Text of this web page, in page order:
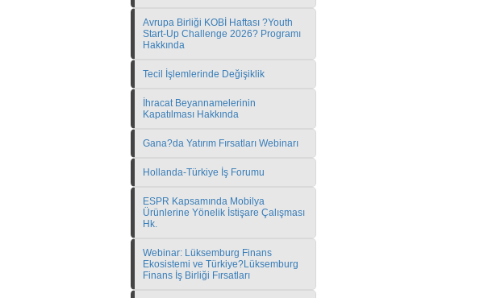
Avrupa Birliği KOBİ Haftası ?Youth
Start-Up Challenge 2026? Programı
Hakkında
Tecil İşlemlerinde Değişiklik
İhracat Beyannamelerinin
Kapatılması Hakkında
Gana?da Yatırım Fırsatları Webinarı
Hollanda-Türkiye İş Forumu
ESPR Kapsamında Mobilya
Ürünlerine Yönelik İstişare Çalışması
Hk.
Webinar: Lüksemburg Finans
Ekosistemi ve Türkiye?Lüksemburg
Finans İş Birliği Fırsatları